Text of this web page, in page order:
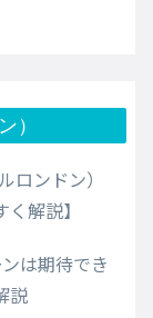
）
ロンドン）
解説】
は期待でき
説